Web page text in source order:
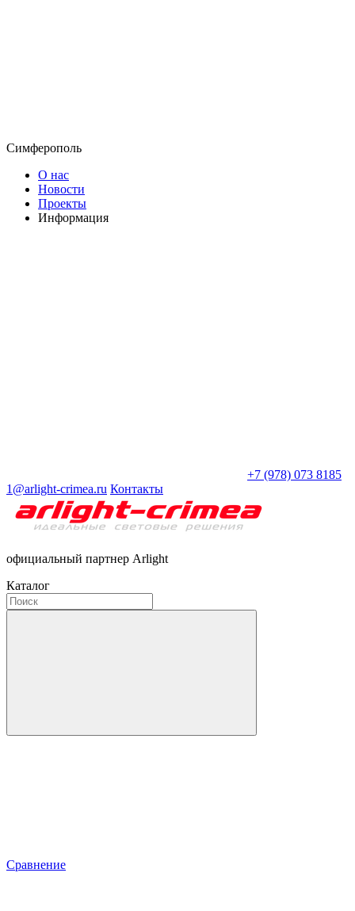
Симферополь
О нас
Новости
Проекты
Информация
+7 (978) 073 8185
1@arlight-crimea.ru Контакты
официальный партнер Arlight
Каталог
Сравнение